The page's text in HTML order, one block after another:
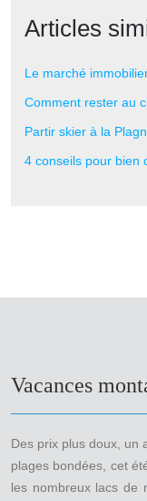
Articles
Le marché
Comment rester au
Partir skier à la
4 conseils pour bien
Vacances
Des prix plus doux, un
plages bondées, cet
les nombreux lacs de